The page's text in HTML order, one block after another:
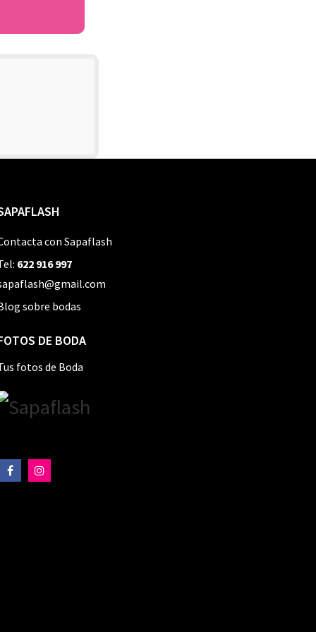
con Sapaflash
622 916 997
sobre bodas
DE BODA
fotos de Boda